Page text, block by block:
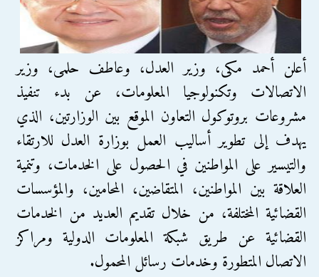
أعلن أحمد مكى، وزير العدل، وعاطف حلمى، وزير
الاتصالات وتكنولوجيا المعلومات، عن بدء تنفيذ
مشروعات بروتوكول التعاون الموقع بين الوزارتين، الذي
يهدف إلى تطوير أساليب العمل بوزارة العدل للارتقاء
والتيسير على المواطنين في الحصول على الخدمات، وتنمية
العلاقة بين المواطنين، المتقاضين، المحامين، والمؤسسات
القضائية المختلفة، من خلال تقديم العديد من الخدمات
القضائية عن طريق شبكة المعلومات الدولية ومراكز
الاتصال المتطورة وخدمات رسائل المحمول.